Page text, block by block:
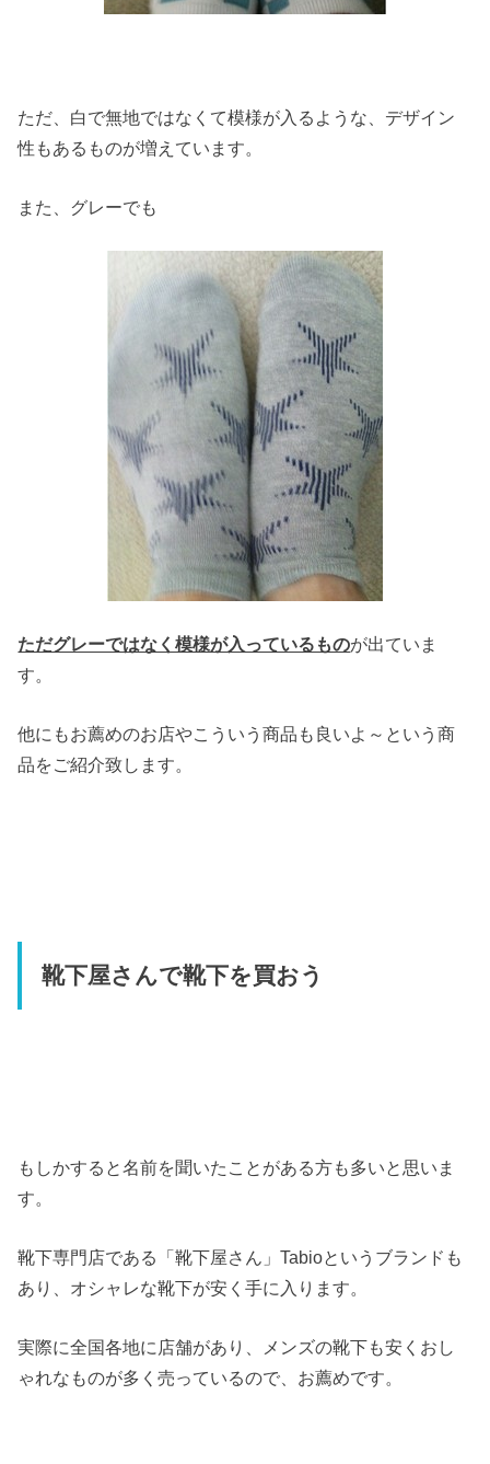
ただ、白で無地ではなくて模様が入るような、デザイン
性もあるものが増えています。
また、グレーでも
ただグレーではなく模様が入っているものが出ていま
す。
他にもお薦めのお店やこういう商品も良いよ～という商
品をご紹介致します。
靴下屋さんで靴下を買おう
もしかすると名前を聞いたことがある方も多いと思いま
す。
靴下専門店である「靴下屋さん」Tabioというブランドも
あり、オシャレな靴下が安く手に入ります。
実際に全国各地に店舗があり、メンズの靴下も安くおし
ゃれなものが多く売っているので、お薦めです。